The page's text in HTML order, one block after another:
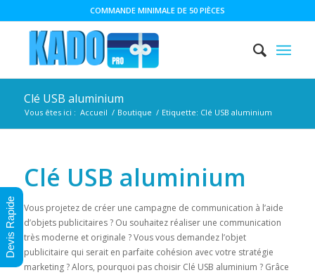
COMMANDE MINIMALE DE 50 PIÈCES
Clé USB aluminium
Vous êtes ici : Accueil / Boutique / Etiquette: Clé USB aluminium
Clé USB aluminium
Vous projetez de créer une campagne de communication à l’aide
d’objets publicitaires ? Ou souhaitez réaliser une communication
très moderne et originale ? Vous vous demandez l’objet
publicitaire qui serait en parfaite cohésion avec votre stratégie
marketing ? Alors, pourquoi pas choisir Clé USB aluminium ? Grâce
Devis Rapide